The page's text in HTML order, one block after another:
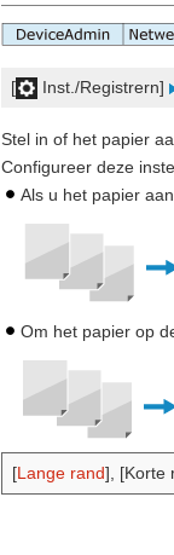
[ Inst./Registrern]
Stel in of het papier
Configureer deze
Als u het papier
Om het papier op
[Lange rand], [Korte